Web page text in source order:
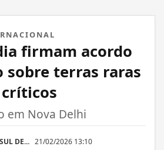
firmam acordo
sobre terras raras
em Nova Delhi
DE... 21/02/2026 13:10